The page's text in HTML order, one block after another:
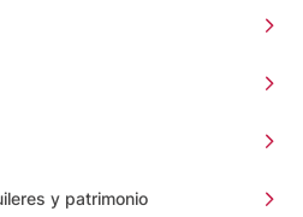
y patrimonio